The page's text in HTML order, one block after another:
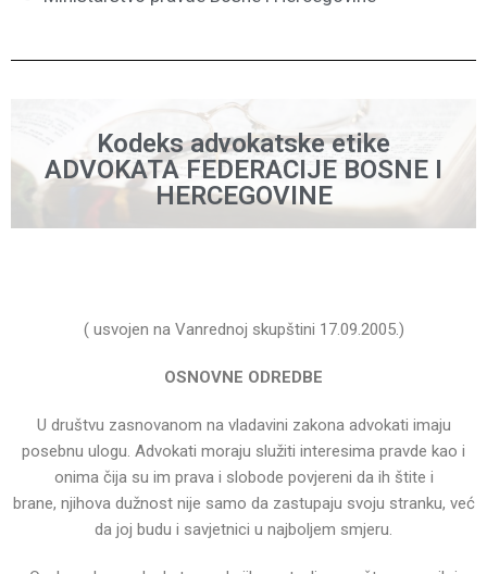
Kodeks advokatske etike
ADVOKATA FEDERACIJE BOSNE I
HERCEGOVINE
( usvojen na Vanrednoj skupštini 17.09.2005.)
OSNOVNE ODREDBE
U društvu zasnovanom na vladavini zakona advokati imaju
posebnu ulogu. Advokati moraju služiti interesima pravde kao i
onima čija su im prava i slobode povjereni da ih štite i
brane, njihova dužnost nije samo da zastupaju svoju stranku, već
da joj budu i savjetnici u najboljem smjeru.